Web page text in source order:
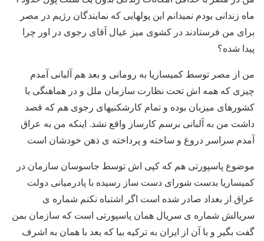
ماه زندانی بودم نمیدانم این پولهایی که نمایندگان رژیم در مصر
برای من فرستادند در کشوی میز عیال آقای رجوی در اور چرا
پیدا شده؟
من از مصر توسط کمیساریا به رومانی و بعد هم آلبانی آمدم
چیزی که همه اش تحت نظارت سازمان ملل و در هماهنگی با
کشورهای میزبان بوده و تمام کارشکنیهای رجوی هم که قصد
داشت من به آلبانی برسم کارساز واقع نشد. اینکه من به عراق
آمدم سراسر دروغ و ساخته و پرداخته ی ذهن خودشان است
موضوع پاسپورتی هم که کپی اش توسط جاسوسان سازمان در
کمیساریا بدست شورای دست ساز رسیده با پادرمیانی دولت
عراق از بغداد صادر شده است اگر اشتباه نکنم شماره ی
سریالش شماره ی سریال همان پاسپورتی است که سازمان بمن
گفت بگیر و با آن از ایران به ترکیه بیا که بعد با همان به اشرف